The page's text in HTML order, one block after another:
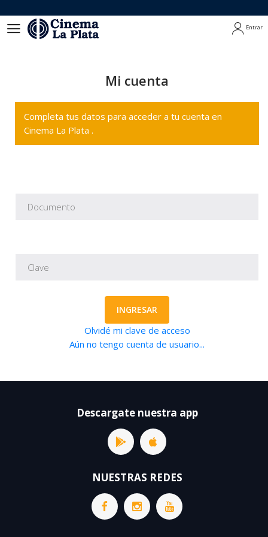
Entrar
Mi cuenta
Completa tus datos para acceder a tu cuenta en
Cinema La Plata .
INGRESAR
Olvidé mi clave de acceso
Aún no tengo cuenta de usuario...
Descargate nuestra app
NUESTRAS REDES